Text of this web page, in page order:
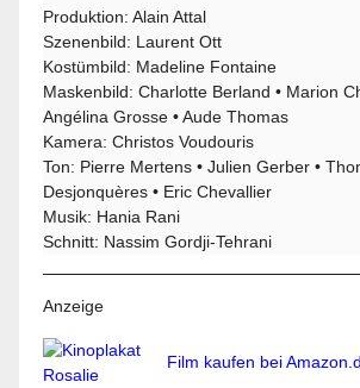
Produktion: Alain Attal
Szenenbild: Laurent Ott
Kostümbild: Madeline Fontaine
Maskenbild: Charlotte Berland • Marion
Angélina Grosse • Aude Thomas
Kamera: Christos Voudouris
Ton: Pierre Mertens • Julien Gerber •
Desjonquères • Eric Chevallier
Musik: Hania Rani
Schnitt: Nassim Gordji-Tehrani
Anzeige
Film kaufen bei